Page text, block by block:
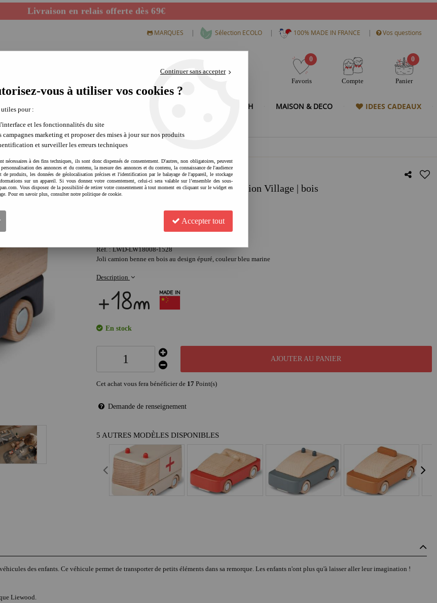
Livraison en relais offerte dès 69€
MARQUES | Sélection ECOLO | 100% MADE IN FRANCE | Vos questions
0
Favoris Compte
0
Panier
MODE & HIGH TECH MAISON & DECO IDEES CADEAUX
LIEWOOD Camion en bois - Collection Village | bois
Réf. :LWD-LW18008-1528
Joli camion benne en bois au design épuré, couleur bleu marine
Description
En stock
AJOUTER AU PANIER
Cet achat vous fera bénéficier de 17 Point(s)
Demande de renseignement
5 AUTRES MODÈLES DISPONIBLES
des enfants. Ce véhicule permet de transporter de petits éléments dans sa remorque. Les enfants n'ont plus qu'à laisser aller leur imagination !
Liewood.
Continuer sans accepter
vous à utiliser vos cookies ?
pour :
et les fonctionnalités du site
campagnes marketing et proposer des mises à jour sur nos produits
et surveiller les erreurs techniques
nécessaires à des fins techniques, ils sont donc dispensés de consentement. D'autres, non obligatoires, peuvent
des annonces et du contenu, la mesure des annonces et du contenu, la connaissance de l'audience
de produits, les données de géolocalisation précises et l'identification par le balayage de l'appareil, le stockage
sur un appareil. Si vous donnez votre consentement, celui-ci sera valable sur l’ensemble des sous-
Vous disposez de la possibilité de retirer votre consentement à tout moment en cliquant sur le widget en
Pour en savoir plus, consulter notre politique de cookie.
Accepter tout